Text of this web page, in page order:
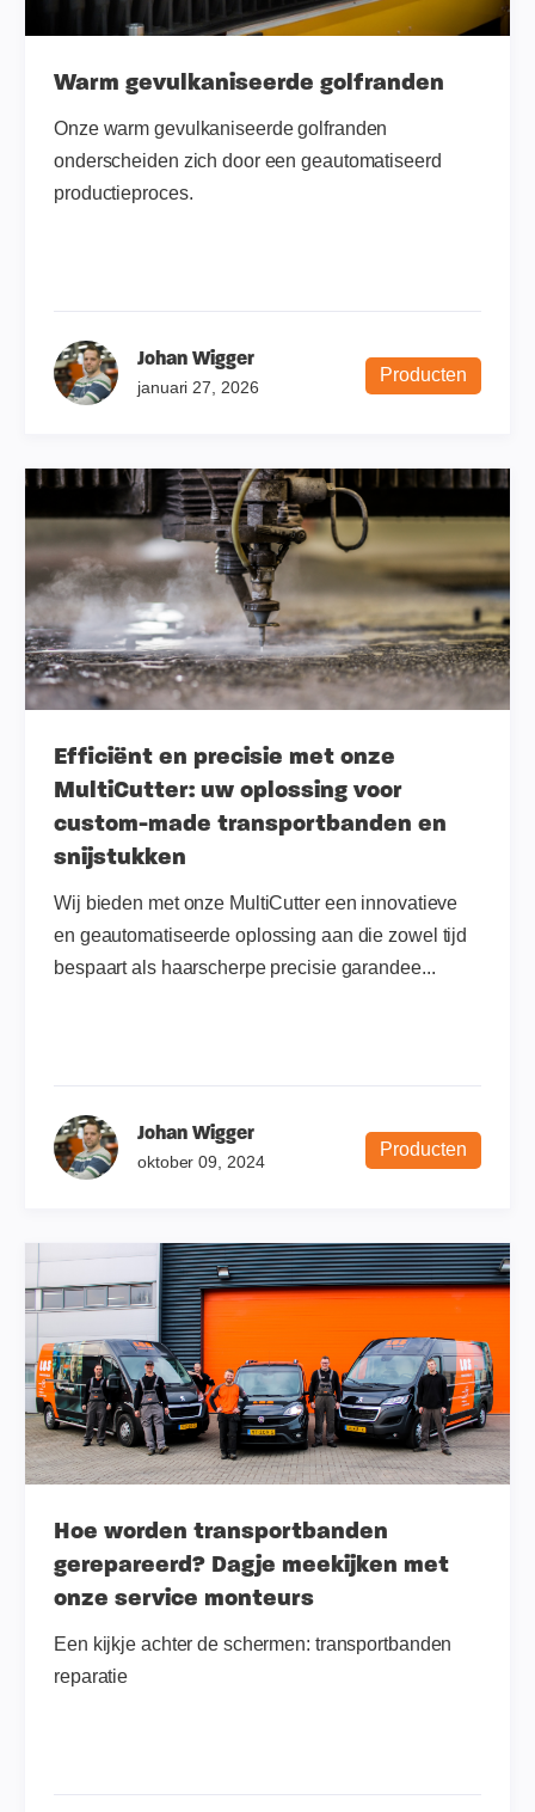
Warm gevulkaniseerde golfranden
Onze warm gevulkaniseerde golfranden
onderscheiden zich door een geautomatiseerd
productieproces.
Johan Wigger
januari 27, 2026
Producten
Efficiënt en precisie met onze
MultiCutter: uw oplossing voor
custom-made transportbanden en
snijstukken
Wij bieden met onze MultiCutter een innovatieve
en geautomatiseerde oplossing aan die zowel tijd
bespaart als haarscherpe precisie garandee...
Johan Wigger
oktober 09, 2024
Producten
Hoe worden transportbanden
gerepareerd? Dagje meekijken met
onze service monteurs
Een kijkje achter de schermen: transportbanden
reparatie